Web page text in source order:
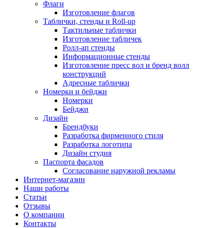
Флаги
Изготовление флагов
Таблички, стенды и Roll-up
Тактильные таблички
Изготовление табличек
Ролл-ап стенды
Информационные стенды
Изготовление пресс вол и бренд волл
конструкций
Адресные таблички
Номерки и бейджи
Номерки
Бейджи
Дизайн
Брендбуки
Разработка фирменного стиля
Разработка логотипа
Дизайн студия
Паспорта фасадов
Согласование наружной рекламы
Интернет-магазин
Наши работы
Статьи
Отзывы
О компании
Контакты